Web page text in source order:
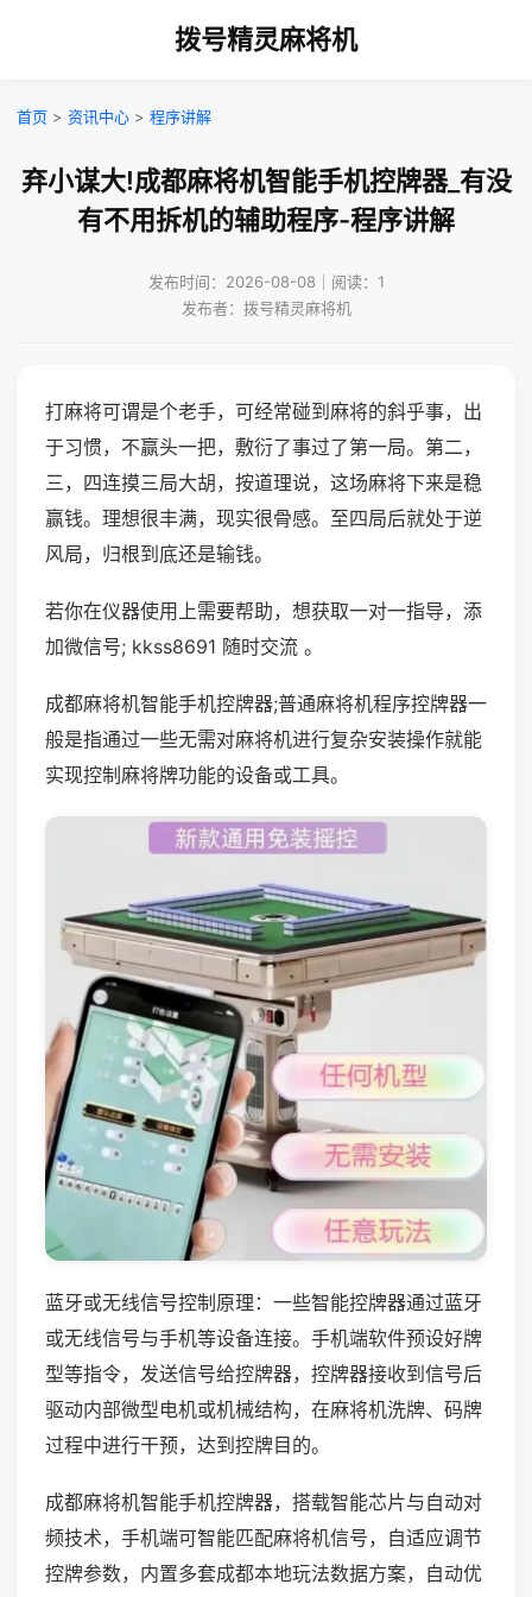
拨号精灵麻将机
首页 > 资讯中心 > 程序讲解
弃小谋大!成都麻将机智能手机控牌器_有没
有不用拆机的辅助程序-程序讲解
发布时间：2026-08-08｜阅读：1
发布者：拨号精灵麻将机
打麻将可谓是个老手，可经常碰到麻将的斜乎事，出
于习惯，不赢头一把，敷衍了事过了第一局。第二，
三，四连摸三局大胡，按道理说，这场麻将下来是稳
赢钱。理想很丰满，现实很骨感。至四局后就处于逆
风局，归根到底还是输钱。
若你在仪器使用上需要帮助，想获取一对一指导，添
加微信号; kkss8691 随时交流 。
成都麻将机智能手机控牌器;普通麻将机程序控牌器一
般是指通过一些无需对麻将机进行复杂安装操作就能
实现控制麻将牌功能的设备或工具。
蓝牙或无线信号控制原理：一些智能控牌器通过蓝牙
或无线信号与手机等设备连接。手机端软件预设好牌
型等指令，发送信号给控牌器，控牌器接收到信号后
驱动内部微型电机或机械结构，在麻将机洗牌、码牌
过程中进行干预，达到控牌目的。
成都麻将机智能手机控牌器，搭载智能芯片与自动对
频技术，手机端可智能匹配麻将机信号，自适应调节
控牌参数，内置多套成都本地玩法数据方案，自动优